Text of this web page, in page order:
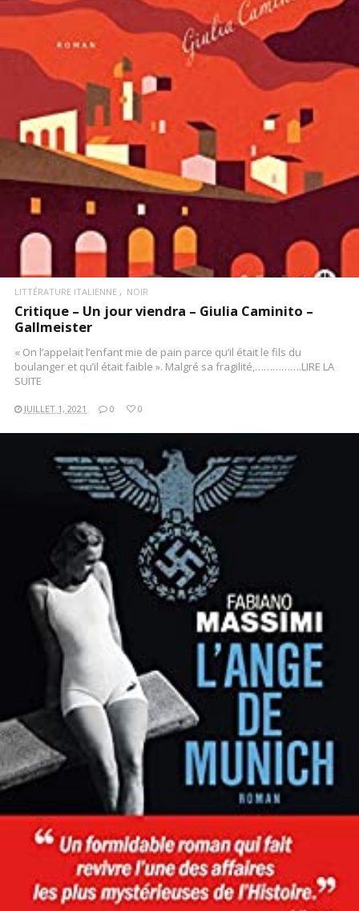
LIRE LA SUITE
LITTÉRATURE ITALIENNE NOIR
Critique – Un jour viendra – Giulia Caminito –
Gallmeister
« On l’appelait l’enfant mie de pain parce qu’il était le fils du
boulanger et qu’il était faible ». Malgré sa fragilité,…………….LIRE LA
SUITE
JUILLET 1, 2021 0 0
LIRE LA SUITE